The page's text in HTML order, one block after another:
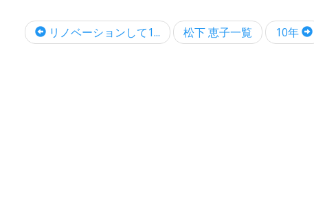
リノベーションして1... 松下 恵子一覧 10年